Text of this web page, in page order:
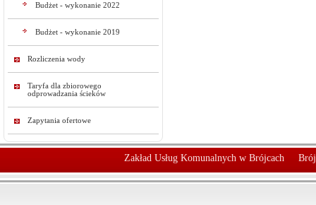
Budżet - wykonanie 2022
Budżet - wykonanie 2019
Rozliczenia wody
Taryfa dla zbiorowego
odprowadzania ścieków
Zapytania ofertowe
Zakład Usług Komunalnych w Brójcach